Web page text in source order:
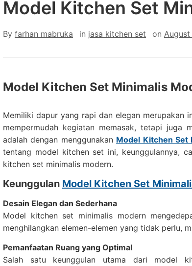
Model Kitchen Set
By farhan mabruka in jasa kitchen set on
Model Kitchen Set Minimalis
Memiliki dapur yang rapi dan elegan merupakan
mempermudah kegiatan memasak, tetapi juga
adalah dengan menggunakan Model Kitchen Set
tentang model kitchen set ini, keunggulannya,
kitchen set minimalis modern.
Keunggulan Model Kitchen Set
Desain Elegan dan Sederhana
Model kitchen set minimalis modern
menghilangkan elemen-elemen yang tidak perlu,
Pemanfaatan Ruang yang Optimal
Salah satu keunggulan utama dari model